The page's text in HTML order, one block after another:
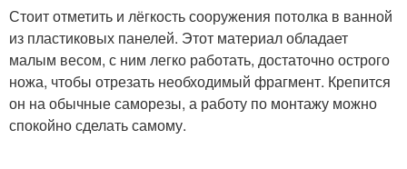
Стоит отметить и лёгкость сооружения потолка в ванной
из пластиковых панелей. Этот материал обладает
малым весом, с ним легко работать, достаточно острого
ножа, чтобы отрезать необходимый фрагмент. Крепится
он на обычные саморезы, а работу по монтажу можно
спокойно сделать самому.